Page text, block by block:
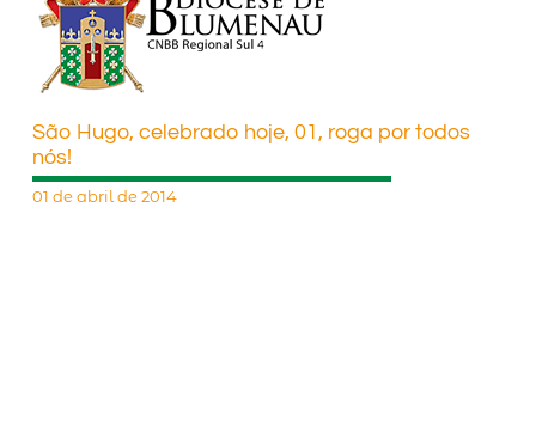
São Hugo, celebrado hoje, 01, roga por todos
nós!
01 de abril de 2014